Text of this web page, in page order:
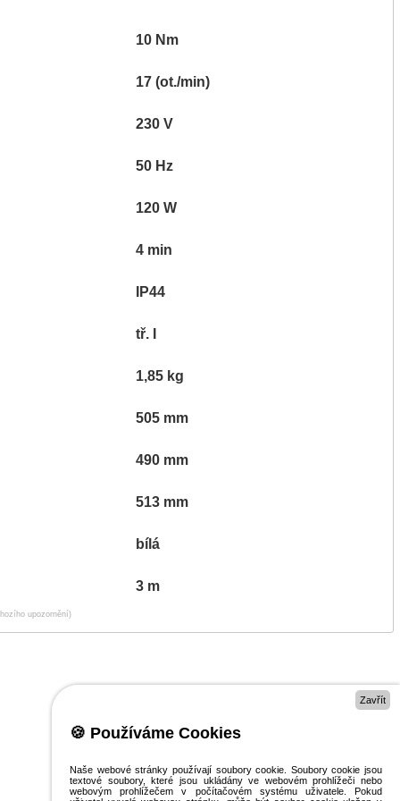
10 Nm
17 (ot./min)
230 V
50 Hz
120 W
4 min
IP44
tř. I
1,85 kg
505 mm
490 mm
513 mm
bílá
3 m
upozornění)
Zavřít
🍪 Používáme Cookies
Naše webové stránky používají soubory cookie. Soubory cookie jsou
textové soubory, které jsou ukládány ve webovém prohlížeči nebo
webovým prohlížečem v počítačovém systému uživatele. Pokud